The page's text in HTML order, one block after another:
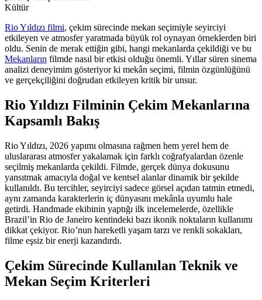
Kültür
Rio Yıldızı filmi, çekim sürecinde mekan seçimiyle seyirciyi
etkileyen ve atmosfer yaratmada büyük rol oynayan örneklerden biri
oldu. Senin de merak ettiğin gibi, hangi mekanlarda çekildiği ve bu
Mekanların filmde nasıl bir etkisi olduğu önemli. Yıllar süren sinema
analizi deneyimim gösteriyor ki mekân seçimi, filmin özgünlüğünü
ve gerçekçiliğini doğrudan etkileyen kritik bir unsur.
Rio Yıldızı Filminin Çekim Mekanlarına
Kapsamlı Bakış
Rio Yıldızı, 2026 yapımı olmasına rağmen hem yerel hem de
uluslararası atmosfer yakalamak için farklı coğrafyalardan özenle
seçilmiş mekanlarda çekildi. Filmde, gerçek dünya dokusunu
yansıtmak amacıyla doğal ve kentsel alanlar dinamik bir şekilde
kullanıldı. Bu tercihler, seyirciyi sadece görsel açıdan tatmin etmedi,
aynı zamanda karakterlerin iç dünyasını mekânla uyumlu hale
getirdi. Handmade ekibinin yaptığı ilk incelemelerde, özellikle
Brazil’in Rio de Janeiro kentindeki bazı ikonik noktaların kullanımı
dikkat çekiyor. Rio’nun hareketli yaşam tarzı ve renkli sokakları,
filme eşsiz bir enerji kazandırdı.
Çekim Sürecinde Kullanılan Teknik ve
Mekan Seçim Kriterleri